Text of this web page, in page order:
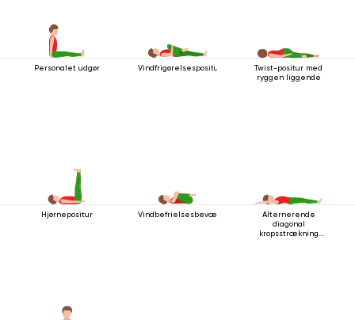
Personalet udgør Vindfrigørelsespositur
Twist-positur med
ryggen liggende
Hjørnepositur Vindbefrielsesbevægelsen
Alternerende
diagonal
kropsstrækning